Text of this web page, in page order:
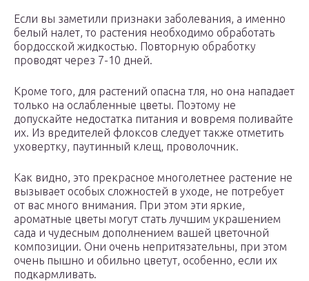
Если вы заметили признаки заболевания, а именно
белый налет, то растения необходимо обработать
бордосской жидкостью. Повторную обработку
проводят через 7-10 дней.
Кроме того, для растений опасна тля, но она нападает
только на ослабленные цветы. Поэтому не
допускайте недостатка питания и вовремя поливайте
их. Из вредителей флоксов следует также отметить
уховертку, паутинный клещ, проволочник.
Как видно, это прекрасное многолетнее растение не
вызывает особых сложностей в уходе, не потребует
от вас много внимания. При этом эти яркие,
ароматные цветы могут стать лучшим украшением
сада и чудесным дополнением вашей цветочной
композиции. Они очень непритязательны, при этом
очень пышно и обильно цветут, особенно, если их
подкармливать.